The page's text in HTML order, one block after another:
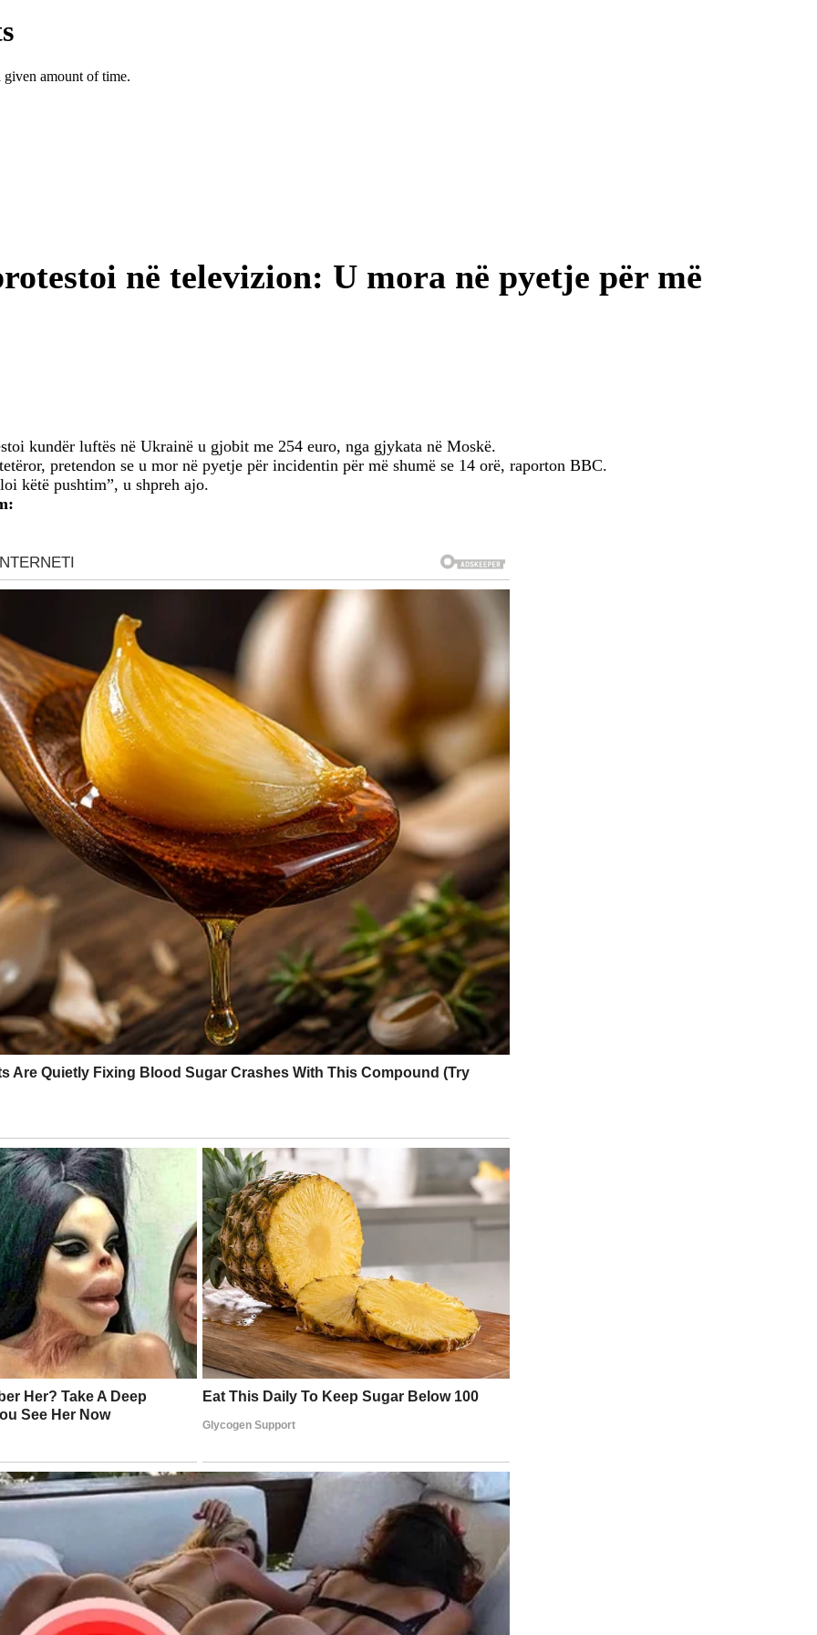
në televizion: U mora në pyetje për më
kundër luftës në Ukrainë u gjobit me 254 euro, nga gjykata në Moskë.
pretendon se u mor në pyetje për incidentin për më shumë se 14 orë, raporton BBC.
këtë pushtim”, u shpreh ajo.